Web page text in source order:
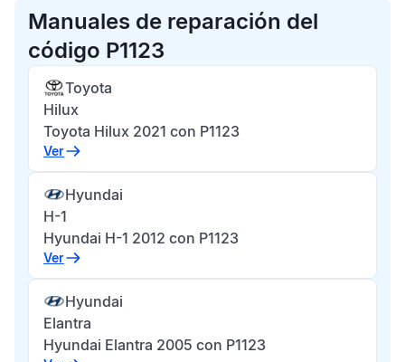
Manuales de reparación del
código P1123
Toyota
Hilux
Toyota Hilux 2021 con P1123
Ver
Hyundai
H-1
Hyundai H-1 2012 con P1123
Ver
Hyundai
Elantra
Hyundai Elantra 2005 con P1123